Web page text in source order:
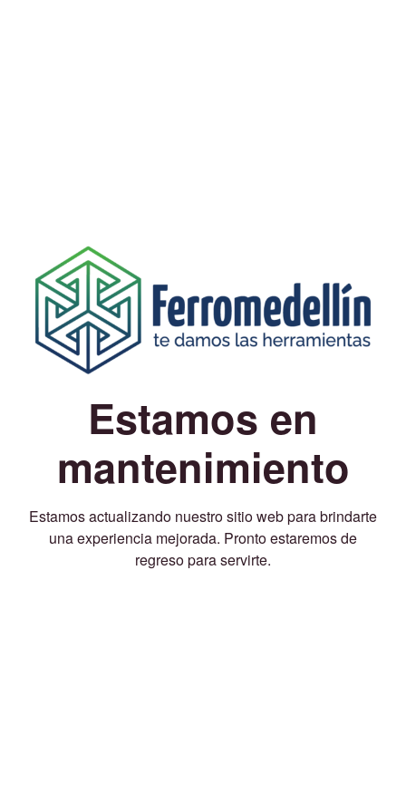
Estamos en
mantenimiento
Estamos actualizando nuestro sitio web para brindarte
una experiencia mejorada. Pronto estaremos de
regreso para servirte.